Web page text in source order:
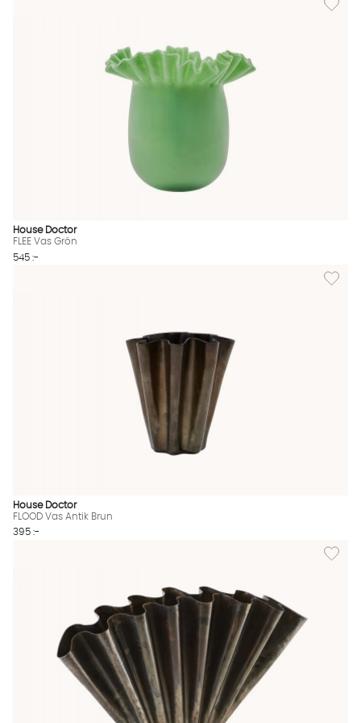
House Doctor
FLEE Vas Grön
545 :-
Lägg
House Doctor
FLOOD Vas Antik Brun
395 :-
Lägg